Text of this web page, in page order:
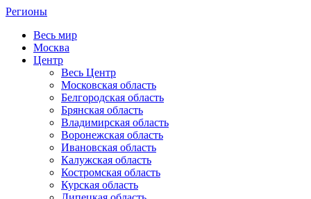
Регионы
Весь мир
Москва
Центр
Весь Центр
Московская область
Белгородская область
Брянская область
Владимирская область
Воронежская область
Ивановская область
Калужская область
Костромская область
Курская область